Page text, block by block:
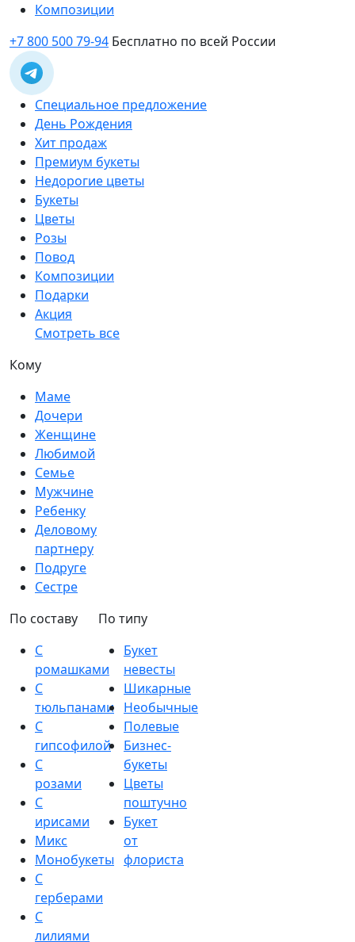
Композиции
+7 800 500 79-94 Бесплатно по всей России
Специальное предложение
День Рождения
Хит продаж
Премиум букеты
Недорогие цветы
Букеты
Цветы
Розы
Повод
Композиции
Подарки
Акция
Смотреть все
Кому
Маме
Дочери
Женщине
Любимой
Семье
Мужчине
Ребенку
Деловому
партнеру
Подруге
Сестре
По составу
С
ромашками
С
тюльпанами
С
гипсофилой
С
розами
С
ирисами
Микс
Монобукеты
С
герберами
С
лилиями
По типу
Букет
невесты
Шикарные
Необычные
Полевые
Бизнес-
букеты
Цветы
поштучно
Букет
от
флориста